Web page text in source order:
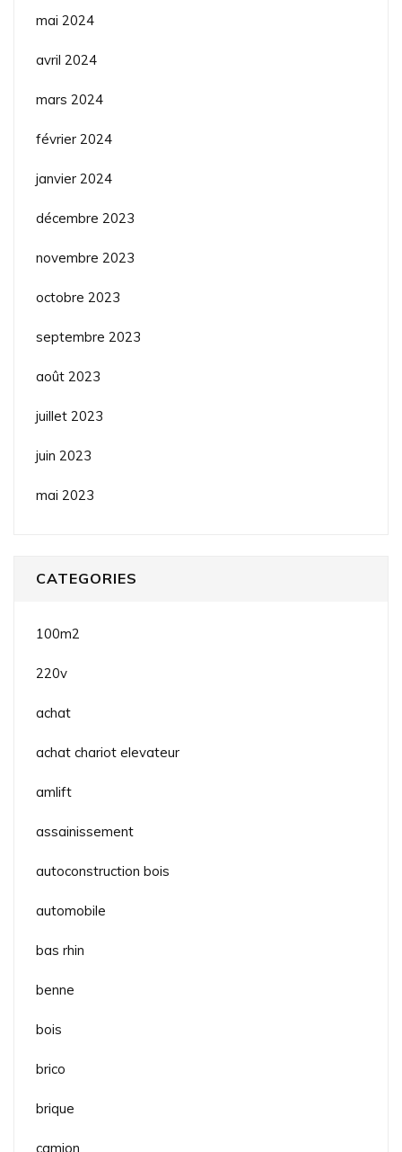
mai 2024
avril 2024
mars 2024
février 2024
janvier 2024
décembre 2023
novembre 2023
octobre 2023
septembre 2023
août 2023
juillet 2023
juin 2023
mai 2023
CATEGORIES
100m2
220v
achat
achat chariot elevateur
amlift
assainissement
autoconstruction bois
automobile
bas rhin
benne
bois
brico
brique
camion